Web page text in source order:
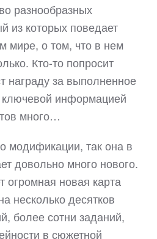
разнообразных
из которых поведает
мире, о том, что в нем
Кто-то попросит
награду за выполненное
ключевой информацией
много…
модификации, так она в
довольно много нового.
огромная новая карта
несколько десятков
более сотни заданий,
в сюжетной